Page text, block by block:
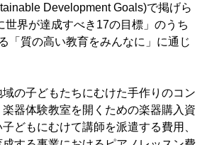
Development Goals)で掲げら
世界が達成すべき17の目標」のうち
「質の高い教育をみんなに」に通じ
の子どもたちにむけた手作りのコン
器体験教室を開くための楽器購入資
どもにむけて講師を派遣する費用、